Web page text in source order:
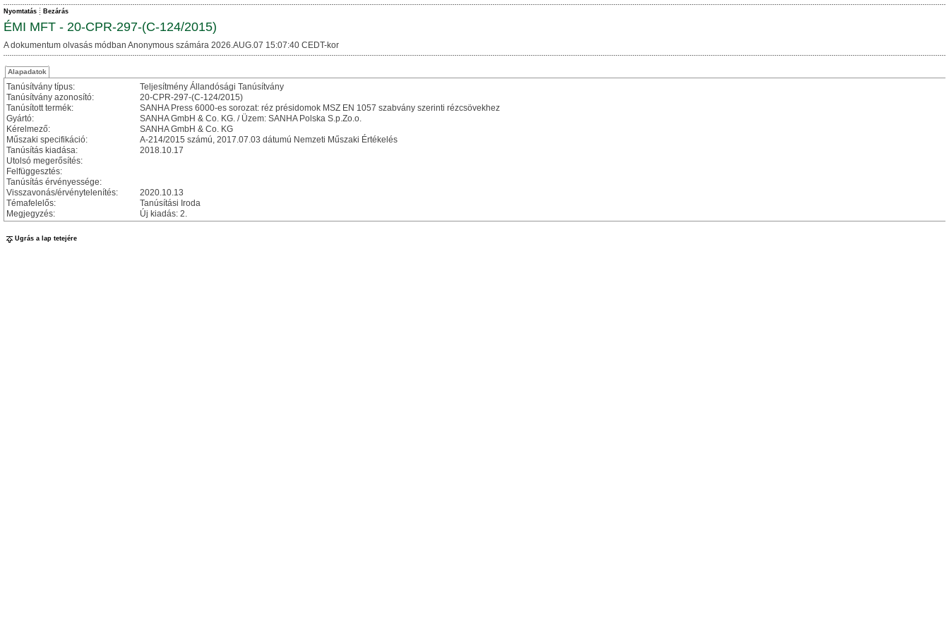
Nyomtatás Bezárás
ÉMI MFT - 20-CPR-297-(C-124/2015)
A dokumentum olvasás módban Anonymous számára 2026.AUG.07 15:07:40 CEDT-kor
Alapadatok
Tanúsítvány típus:
Teljesítmény Állandósági Tanúsítvány
Tanúsítvány azonosító:
20-CPR-297-(C-124/2015)
Tanúsított termék:
SANHA Press 6000-es sorozat: réz présidomok MSZ EN 1057 szabvány szerinti rézcsövekhez
Gyártó:
SANHA GmbH & Co. KG. / Üzem: SANHA Polska S.p.Zo.o.
Kérelmező:
SANHA GmbH & Co. KG
Műszaki specifikáció:
A-214/2015 számú, 2017.07.03 dátumú Nemzeti Műszaki Értékelés
Tanúsítás kiadása:
2018.10.17
Utolsó megerősítés:
Felfüggesztés:
Tanúsítás érvényessége:
Visszavonás/érvénytelenítés:
2020.10.13
Témafelelős:
Tanúsítási Iroda
Megjegyzés:
Új kiadás: 2.
Ugrás a lap tetejére